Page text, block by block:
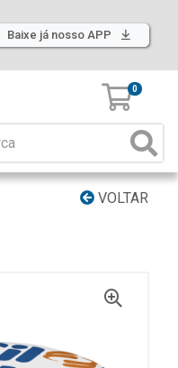
Baixe já nosso APP
0
VOLTAR